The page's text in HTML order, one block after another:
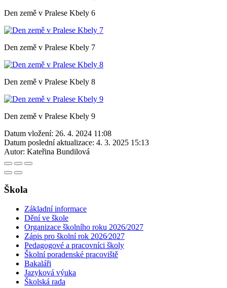
Den země v Pralese Kbely 6
Den země v Pralese Kbely 7
Den země v Pralese Kbely 8
Den země v Pralese Kbely 9
Datum vložení: 26. 4. 2024 11:08
Datum poslední aktualizace: 4. 3. 2025 15:13
Autor: Kateřina Bundilová
Škola
Základní informace
Dění ve škole
Organizace školního roku 2026/2027
Zápis pro školní rok 2026⁄2027
Pedagogové a pracovníci školy
Školní poradenské pracoviště
Bakaláři
Jazyková výuka
Školská rada